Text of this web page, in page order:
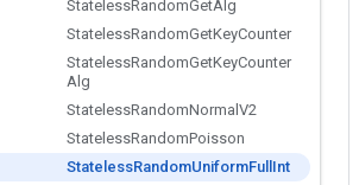
StatelessRandomGetAlg
StatelessRandomGetKeyCounter
StatelessRandomGetKeyCounter
Alg
StatelessRandomNormal V2
StatelessRandomPoisson
StatelessRandomUniformFull Int